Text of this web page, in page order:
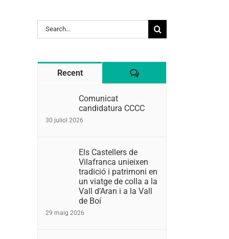
Search
for:
Recent Comentaris
Comunicat
candidatura CCCC
30 juliol 2026
Els Castellers de
Vilafranca unieixen
tradició i patrimoni en
un viatge de colla a la
Vall d’Aran i a la Vall
de Boí
29 maig 2026